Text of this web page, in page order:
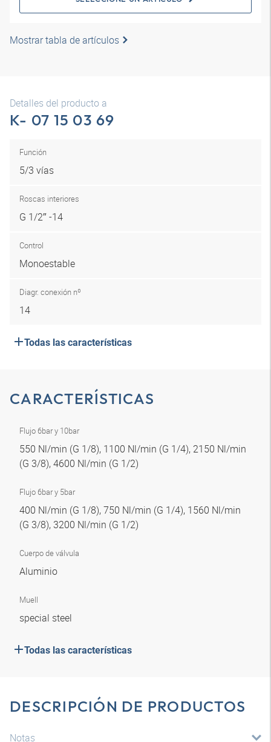
Mostrar tabla de artículos
Detalles del producto a
K- 07 15 03 69
Función
5/3 vías
Roscas interiores
G 1/2″ -14
Control
Monoestable
Diagr. conexión nº
14
Todas las características
CARACTERÍSTICAS
Flujo 6bar y 10bar
550 Nl/min (G 1/8), 1100 Nl/min (G 1/4), 2150 Nl/min
(G 3/8), 4600 Nl/min (G 1/2)
Flujo 6bar y 5bar
400 Nl/min (G 1/8), 750 Nl/min (G 1/4), 1560 Nl/min
(G 3/8), 3200 Nl/min (G 1/2)
Cuerpo de válvula
Aluminio
Muell
special steel
Todas las características
DESCRIPCIÓN DE PRODUCTOS
Notas